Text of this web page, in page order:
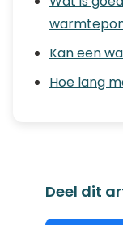
Kan een
Hoe lang
Deel dit